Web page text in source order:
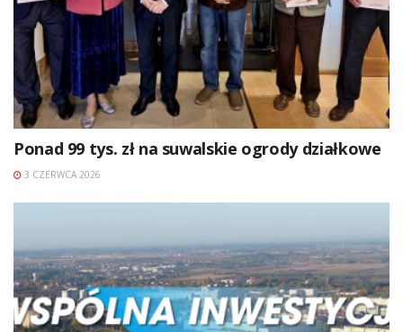
Ponad 99 tys. zł na suwalskie ogrody działkowe
3 CZERWCA 2026